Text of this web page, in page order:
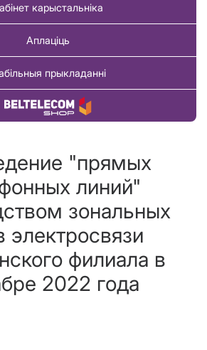
карыстальніка
Аплаціць
прыкладанні
Купіць тавар
"прямых
линий"
зональных
электросвязи
филиала в
2022 года